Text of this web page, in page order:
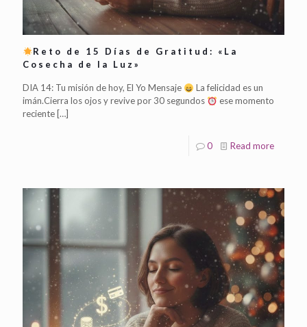
Reto de 15 Días de Gratitud: «La
Cosecha de la Luz»
DIA 14: Tu misión de hoy, El Yo Mensaje
La felicidad es un
imán.Cierra los ojos y revive por 30 segundos
ese momento
reciente […]
0 Read more